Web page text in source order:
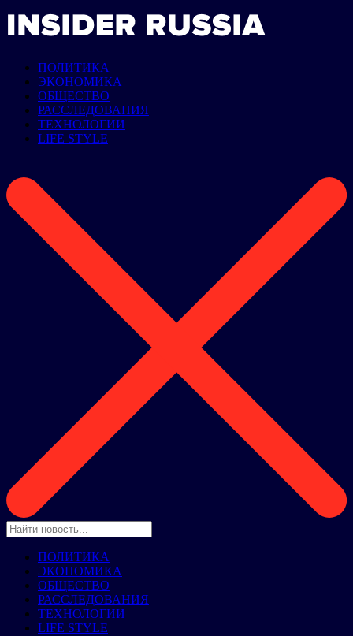
ПОЛИТИКА
ЭКОНОМИКА
ОБЩЕСТВО
РАССЛЕДОВАНИЯ
ТЕХНОЛОГИИ
LIFE STYLE
ПОЛИТИКА
ЭКОНОМИКА
ОБЩЕСТВО
РАССЛЕДОВАНИЯ
ТЕХНОЛОГИИ
LIFE STYLE